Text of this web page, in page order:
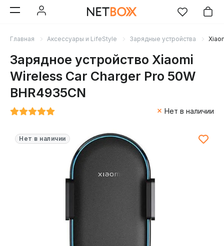
Главная Аксессуары и LifeStyle Зарядные устройства
Зарядное устройство Xiaomi
Wireless Car Charger Pro 50W
BHR4935CN
Нет в наличии
Нет в наличии